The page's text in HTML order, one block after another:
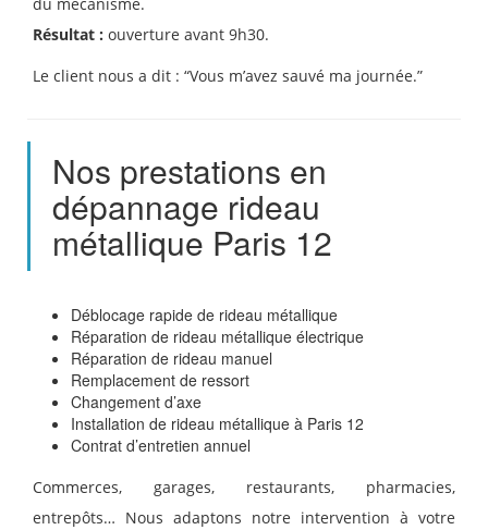
du mécanisme.
Résultat : ouverture avant 9h30.
Le client nous a dit : “Vous m’avez sauvé ma journée.”
Nos prestations en
dépannage rideau
métallique Paris 12
Déblocage rapide de rideau métallique
Réparation de rideau métallique électrique
Réparation de rideau manuel
Remplacement de ressort
Changement d’axe
Installation de rideau métallique à Paris 12
Contrat d’entretien annuel
Commerces, garages, restaurants, pharmacies,
entrepôts… Nous adaptons notre intervention à votre